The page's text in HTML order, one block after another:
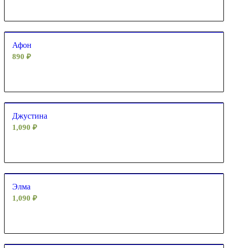
Афон
890 ₽
Джустина
1,090 ₽
Элма
1,090 ₽